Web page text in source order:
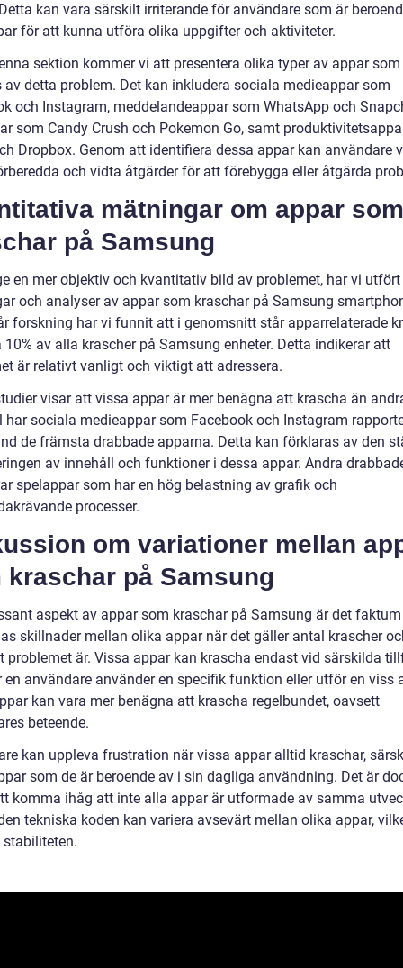
kan vara särskilt irriterande för användare som är
för att kunna utföra olika uppgifter och aktiviteter.
sektion kommer vi att presentera olika typer av appar
av detta problem. Det kan inkludera sociala medieappar som
och Instagram, meddelandeappar som WhatsApp och
som Candy Crush och Pokemon Go, samt
Dropbox. Genom att identifiera dessa appar kan användare
och vidta åtgärder för att förebygga eller åtgärda
mätningar om appar som
på Samsung
en mer objektiv och kvantitativ bild av problemet, har vi utfört
och analyser av appar som kraschar på Samsung
forskning har vi funnit att i genomsnitt står apparrelaterade
10% av alla krascher på Samsung enheter. Detta indikerar att
är relativt vanligt och viktigt att adressera.
visar att vissa appar är mer benägna att krascha än
har sociala medieappar som Facebook och Instagram
de främsta drabbade apparna. Detta kan förklaras av den
av innehåll och funktioner i dessa appar. Andra
spelappar som har en hög belastning av grafik och
processer.
om variationer mellan
kraschar på Samsung
aspekt av appar som kraschar på Samsung är det
skillnader mellan olika appar när det gäller antal krascher
problemet är. Vissa appar kan krascha endast vid särskilda
en användare använder en specifik funktion eller utför en viss
kan vara mer benägna att krascha regelbundet, oavsett
beteende.
kan uppleva frustration när vissa appar alltid kraschar,
som de är beroende av i sin dagliga användning. Det är
komma ihåg att inte alla appar är utformade av samma
tekniska koden kan variera avsevärt mellan olika appar,
stabiliteten.